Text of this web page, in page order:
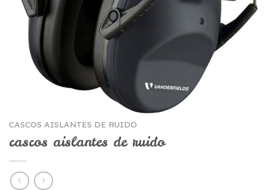
CASCOS AISLANTES DE RUIDO
cascos aislantes de ruido